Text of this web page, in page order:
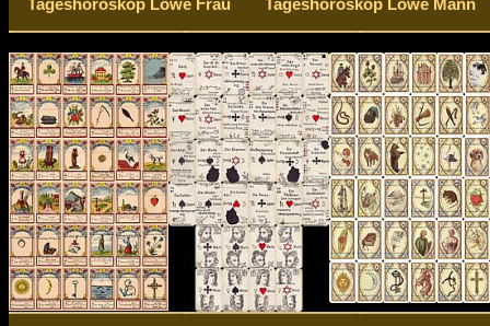
Tageshoroskop Löwe Frau Tageshoroskop Löwe Mann